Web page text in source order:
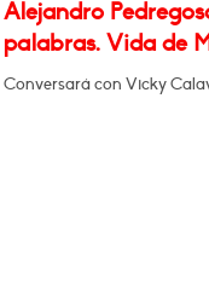
Alejandro
palabras. Vida de
Conversará con Vicky